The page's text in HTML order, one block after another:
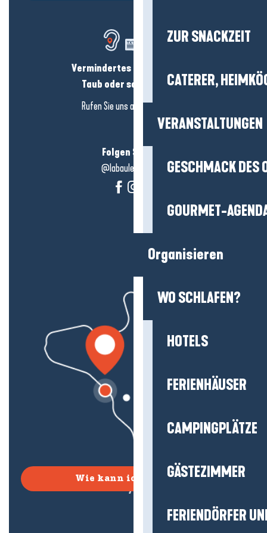
ZUR SNACKZEIT
CATERER,
VERANSTALTUNGEN
GESCHMACK DES
GOURMET-
Organisieren
WO SCHLAFEN?
HOTELS
FERIENHÄUSER
CAMPINGPLÄTZE
GÄSTEZIMMER
FERIENDÖRFER
Vermindertes Hörvermögen?
Taub oder schwerhörig?
Rufen Sie uns an inhier klicken
Folgen Sie uns!
@labauleguérande
Wie kann ich kommen?